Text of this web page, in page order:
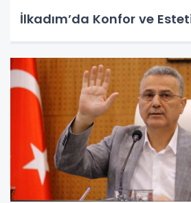
İlkadım’da Konfor ve